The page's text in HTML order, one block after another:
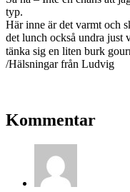
typ.
Här inne är det varmt och
det lunch också undra just
tänka sig en liten burk
/Hälsningar från Ludvig
Kommentar